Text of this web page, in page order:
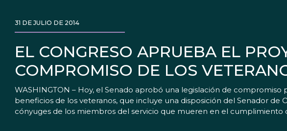
EL CONGRESO APRUEBA EL
COMPROMISO DE LOS
31 DE JULIO DE 2014
WASHINGTON – Hoy, el Senado aprobó una legislación de
beneficios de los veteranos, que incluye una disposición del Senador
cónyuges de los miembros del servicio que mueren en el